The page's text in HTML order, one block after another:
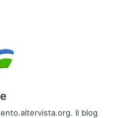
Il blog